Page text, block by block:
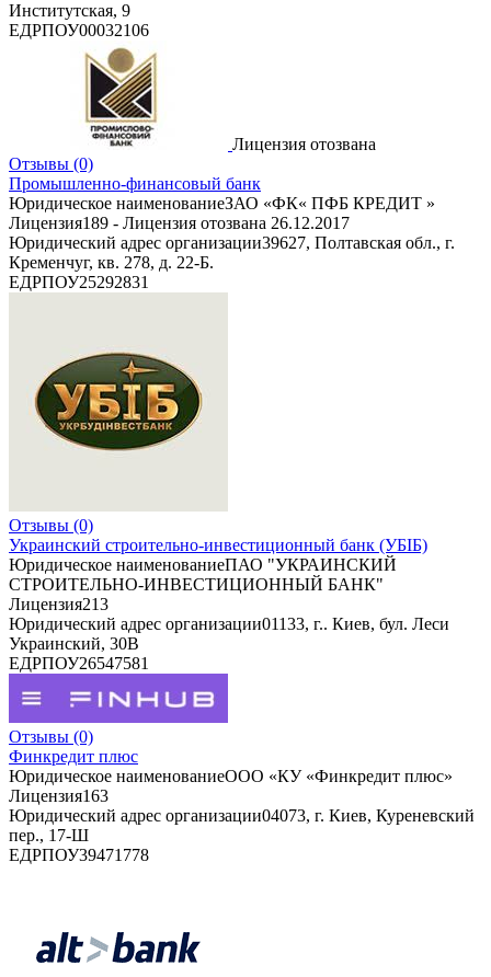
Институтская, 9
ЕДРПОУ00032106
Лицензия отозвана
Отзывы (0)
Промышленно-финансовый банк
Юридическое наименованиеЗАО «ФК« ПФБ КРЕДИТ »
Лицензия189 - Лицензия отозвана 26.12.2017
Юридический адрес организации39627, Полтавская обл., г.
Кременчуг, кв. 278, д. 22-Б.
ЕДРПОУ25292831
Отзывы (0)
Украинский строительно-инвестиционный банк (УБІБ)
Юридическое наименованиеПАО "УКРАИНСКИЙ
СТРОИТЕЛЬНО-ИНВЕСТИЦИОННЫЙ БАНК"
Лицензия213
Юридический адрес организации01133, г.. Киев, бул. Леси
Украинский, 30В
ЕДРПОУ26547581
Отзывы (0)
Финкредит плюс
Юридическое наименованиеООО «КУ «Финкредит плюс»
Лицензия163
Юридический адрес организации04073, г. Киев, Куреневский
пер., 17-Ш
ЕДРПОУ39471778